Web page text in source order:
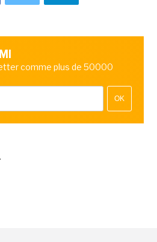
comme plus de 50000
OK